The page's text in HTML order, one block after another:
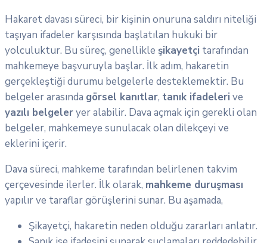
Hakaret davası süreci, bir kişinin onuruna saldırı niteliği
taşıyan ifadeler karşısında başlatılan hukuki bir
yolculuktur. Bu süreç, genellikle şikayetçi tarafından
mahkemeye başvuruyla başlar. İlk adım, hakaretin
gerçekleştiği durumu belgelerle desteklemektir. Bu
belgeler arasında görsel kanıtlar, tanık ifadeleri ve
yazılı belgeleryer alabilir. Dava açmak için gerekli olan
belgeler, mahkemeye sunulacak olan dilekçeyi ve
eklerini içerir.
Dava süreci, mahkeme tarafından belirlenen takvim
çerçevesinde ilerler. İlk olarak, mahkeme duruşması
yapılır ve taraflar görüşlerini sunar. Bu aşamada,
Şikayetçi, hakaretin neden olduğu zararları anlatır.